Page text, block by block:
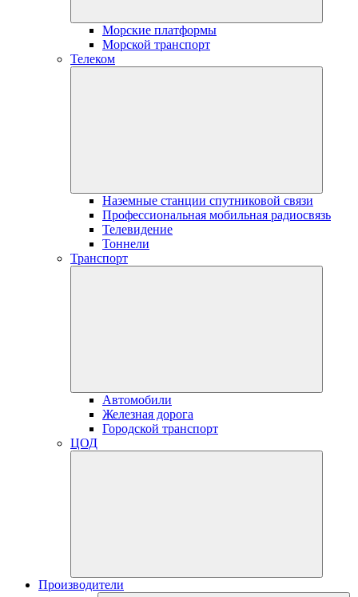
Морские платформы
Морской транспорт
Телеком
Наземные станции спутниковой связи
Профессиональная мобильная радиосвязь
Телевидение
Тоннели
Транспорт
Автомобили
Железная дорога
Городской транспорт
ЦОД
Производители